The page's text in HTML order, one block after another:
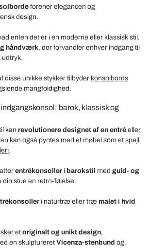
forener elegancen og
design.
enten det er i en moderne eller klassisk stil,
håndværk, der forvandler enhver indgang til
udtryk.
disse unikke stykker tilbyder konsolbords
mangfoldighed.
barok, klassisk og
kan revolutionere designet af en entré eller
kan også pyntes med et møbel som et spejl
.
entrékonsolleri barokstil med guld- og
din stue en retro-følelse.
i naturtræ eller træ malet i hvid
et originalt og unikt design,
en skulptureret Vicenza-stenbund og